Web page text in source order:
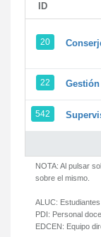
ID
20
22
542
NOTA: Al pulsar
sobre el mismo.
ALUC:
PDI: Personal
EDCEN: Equipo